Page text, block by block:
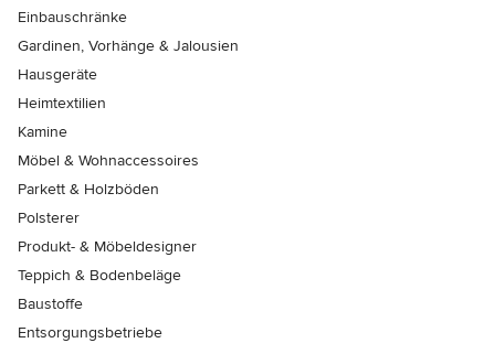
Einbauschränke
Gardinen, Vorhänge & Jalousien
Hausgeräte
Heimtextilien
Kamine
Möbel & Wohnaccessoires
Parkett & Holzböden
Polsterer
Produkt- & Möbeldesigner
Teppich & Bodenbeläge
Baustoffe
Entsorgungsbetriebe